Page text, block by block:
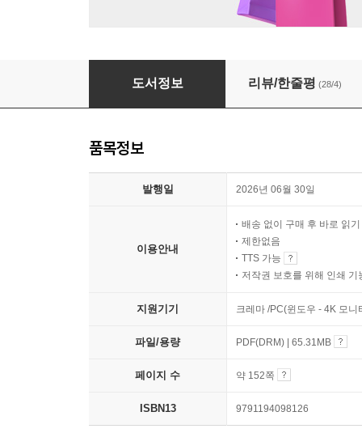
나를 키우는 시간
도서정보 리뷰/한줄평 (28/4)
품목정보
발행일 2026년 06월 30일
이용안내
배송 없이 구매 후 바로 읽기
제한없음
TTS 가능
저작권 보호를 위해 인쇄 기
지원기기 크레마 /PC(윈도우 - 4K 모
파일/용량 PDF(DRM) | 65.31MB
페이지 수 약 152쪽
ISBN13 9791194098126